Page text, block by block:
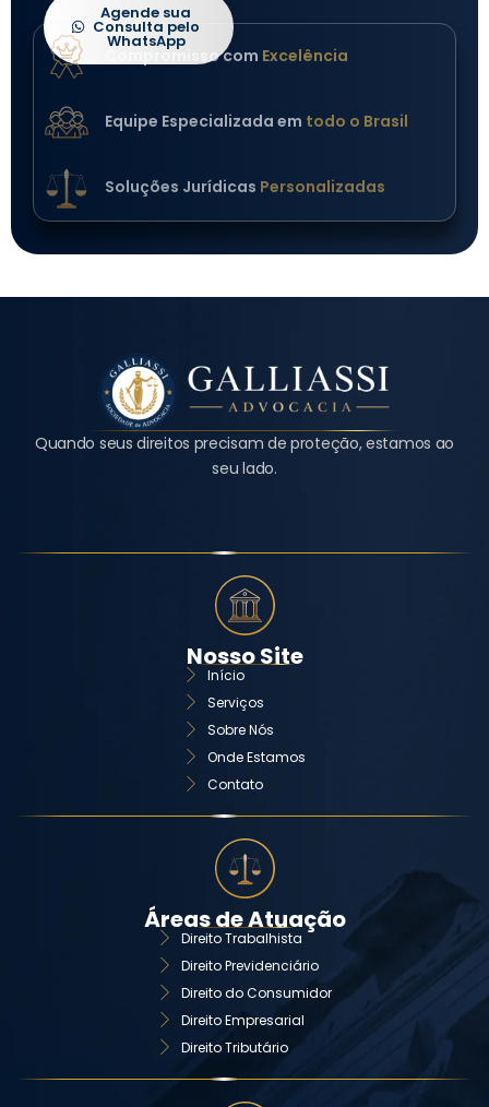
Agende sua
Consulta pelo
WhatsApp
Compromisso com Excelência
Equipe Especializada em todo o Brasil
Soluções Jurídicas Personalizadas
Quando seus direitos precisam de proteção, estamos ao
seu lado.
Nosso Site
Início
Serviços
Sobre Nós
Onde Estamos
Contato
Áreas de Atuação
Direito Trabalhista
Direito Previdenciário
Direito do Consumidor
Direito Empresarial
Direito Tributário